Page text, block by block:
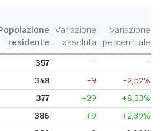
residente
Variazione
assoluta
Variazione
percentuale
357 -
-
348 -9
-2,52%
377 +29
+8,33%
386 +9
+2,39%